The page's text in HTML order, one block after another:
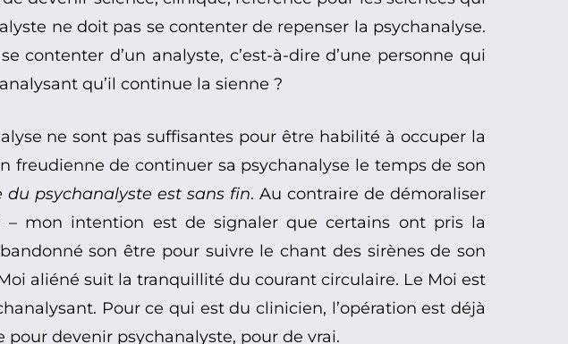
ne doit pas se contenter de repenser la psychanalyse.
contenter d’un analyste, c’est-à-dire d’une personne qui
qu’il continue la sienne ?
ne sont pas suffisantes pour être habilité à occuper la
freudienne de continuer sa psychanalyse le temps de son
du psychanalyste est sans fin. Au contraire de démoraliser
mon intention est de signaler que certains ont pris la
son être pour suivre le chant des sirènes de son
aliéné suit la tranquillité du courant circulaire. Le Moi est
Pour ce qui est du clinicien, l’opération est déjà
devenir psychanalyste, pour de vrai.